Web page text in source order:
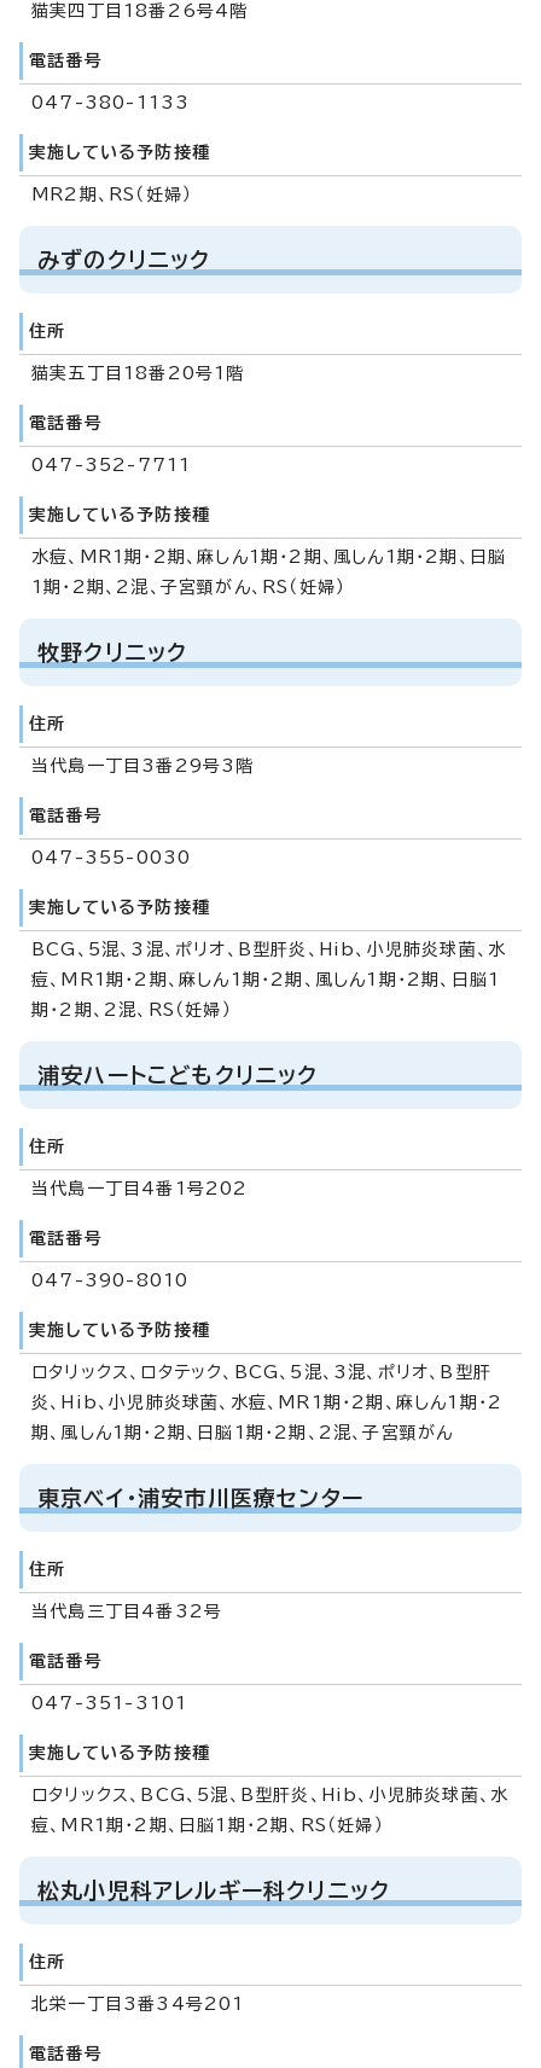
猫実四丁目18番26号4階
電話番号
047-380-1133
実施している予防接種
MR2期、RS（妊婦）
みずのクリニック
住所
猫実五丁目18番20号1階
電話番号
047-352-7711
実施している予防接種
水痘、MR1期・2期、麻しん1期・2期、風しん1期・2期、日脳
1期・2期、2混、子宮頸がん、RS（妊婦）
牧野クリニック
住所
当代島一丁目3番29号3階
電話番号
047-355-0030
実施している予防接種
BCG、5混、3混、ポリオ、B型肝炎、Hib、小児肺炎球菌、水
痘、MR1期・2期、麻しん1期・2期、風しん1期・2期、日脳1
期・2期、2混、RS（妊婦）
浦安ハートこどもクリニック
住所
当代島一丁目4番1号202
電話番号
047-390-8010
実施している予防接種
ロタリックス、ロタテック、BCG、5混、3混、ポリオ、B型肝
炎、Hib、小児肺炎球菌、水痘、MR1期・2期、麻しん1期・2
期、風しん1期・2期、日脳1期・2期、2混、子宮頸がん
東京ベイ・浦安市川医療センター
住所
当代島三丁目4番32号
電話番号
047-351-3101
実施している予防接種
ロタリックス、BCG、5混、B型肝炎、Hib、小児肺炎球菌、水
痘、MR1期・2期、日脳1期・2期、RS（妊婦）
松丸小児科アレルギー科クリニック
住所
北栄一丁目3番34号201
電話番号